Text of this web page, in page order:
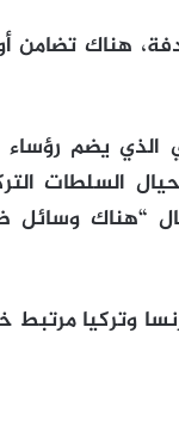
هناك تضامن
حيال السلطات
وقال “هناك
وتركيا مرتبط